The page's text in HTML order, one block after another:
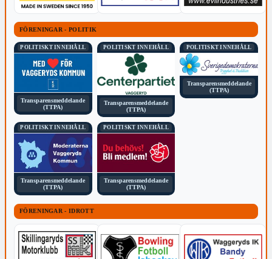
FÖRENINGAR - POLITIK
POLITISKT INNEHÅLL
Transparensmeddelande
(TTPA)
POLITISKT INNEHÅLL
Transparensmeddelande
(TTPA)
POLITISKT INNEHÅLL
Transparensmeddelande
(TTPA)
POLITISKT INNEHÅLL
Transparensmeddelande
(TTPA)
POLITISKT INNEHÅLL
Transparensmeddelande
(TTPA)
FÖRENINGAR - IDROTT